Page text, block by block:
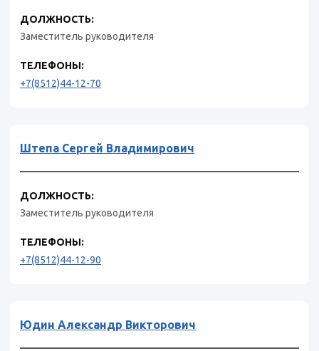
ДОЛЖНОСТЬ:
Заместитель руководителя
ТЕЛЕФОНЫ:
+7(8512)44-12-70
Штепа Сергей Владимирович
ДОЛЖНОСТЬ:
Заместитель руководителя
ТЕЛЕФОНЫ:
+7(8512)44-12-90
Юдин Александр Викторович